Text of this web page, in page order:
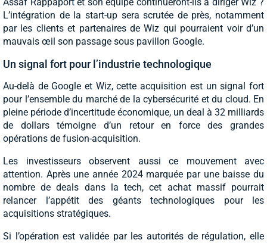
Assaf Rappaport et son équipe continueront-ils à diriger Wiz ?
L’intégration de la start-up sera scrutée de près, notamment
par les clients et partenaires de Wiz qui pourraient voir d’un
mauvais œil son passage sous pavillon Google.
Un signal fort pour l’industrie technologique
Au-delà de Google et Wiz, cette acquisition est un signal fort
pour l’ensemble du marché de la cybersécurité et du cloud. En
pleine période d’incertitude économique, un deal à 32 milliards
de dollars témoigne d’un retour en force des grandes
opérations de fusion-acquisition.
Les investisseurs observent aussi ce mouvement avec
attention. Après une année 2024 marquée par une baisse du
nombre de deals dans la tech, cet achat massif pourrait
relancer l’appétit des géants technologiques pour les
acquisitions stratégiques.
Si l’opération est validée par les autorités de régulation, elle